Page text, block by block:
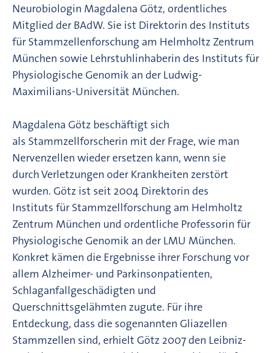
Neurobiologin Magdalena Götz, ordentliches
Mitglied der BAdW. Sie ist Direktorin des Instituts
für Stammzellenforschung am Helmholtz Zentrum
München sowie Lehrstuhlinhaberin des Instituts für
Physiologische Genomik an der Ludwig-
Maximilians-Universität München.
Magdalena Götz beschäftigt sich
als Stammzellforscherin mit der Frage, wie man
Nervenzellen wieder ersetzen kann, wenn sie
durch Verletzungen oder Krankheiten zerstört
wurden. Götz ist seit 2004 Direktorin des
Instituts für Stammzellforschung am Helmholtz
Zentrum München und ordentliche Professorin für
Physiologische Genomik an der LMU München.
Konkret kämen die Ergebnisse ihrer Forschung vor
allem Alzheimer- und Parkinsonpatienten,
Schlaganfallgeschädigten und
Querschnittsgelähmten zugute. Für ihre
Entdeckung, dass die sogenannten Gliazellen
Stammzellen sind, erhielt Götz 2007 den Leibniz-